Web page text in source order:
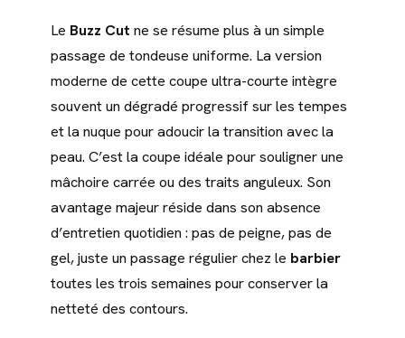
Le Buzz Cut ne se résume plus à un simple
passage de tondeuse uniforme. La version
moderne de cette coupe ultra-courte intègre
souvent un dégradé progressif sur les tempes
et la nuque pour adoucir la transition avec la
peau. C’est la coupe idéale pour souligner une
mâchoire carrée ou des traits anguleux. Son
avantage majeur réside dans son absence
d’entretien quotidien : pas de peigne, pas de
gel, juste un passage régulier chez le barbier
toutes les trois semaines pour conserver la
netteté des contours.